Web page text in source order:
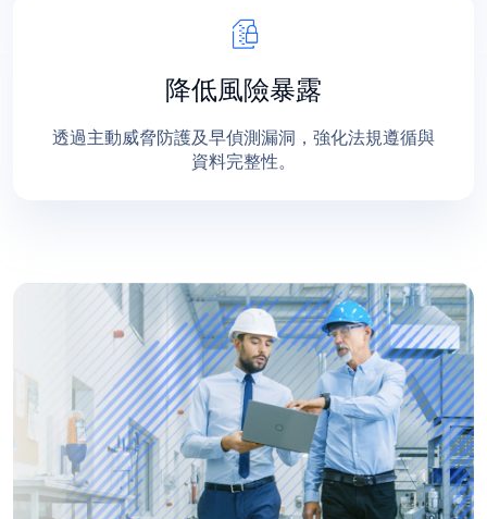
降低風險暴露
透過主動威脅防護及早偵測漏洞，強化法規遵循與
資料完整性。